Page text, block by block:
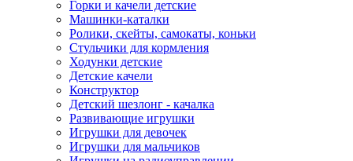
Горки и качели детские
Машинки-каталки
Ролики, скейты, самокаты, коньки
Стульчики для кормления
Ходунки детские
Детские качели
Конструктор
Детский шезлонг - качалка
Развивающие игрушки
Игрушки для девочек
Игрушки для мальчиков